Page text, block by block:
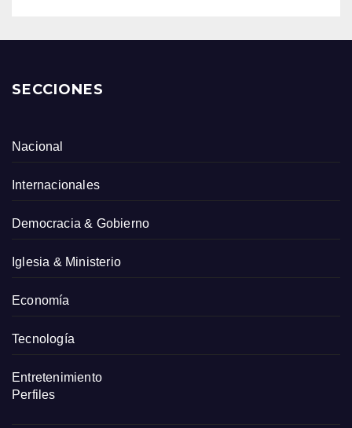
SECCIONES
Nacional
Internacionales
Democracia & Gobierno
Iglesia & Ministerio
Economía
Tecnología
Entretenimiento
Perfiles